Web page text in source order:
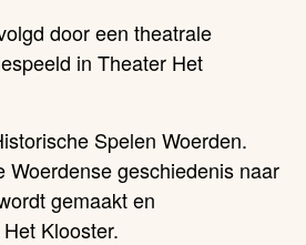
door een theatrale
in Theater Het
Spelen Woerden.
geschiedenis naar
gemaakt en
Klooster.